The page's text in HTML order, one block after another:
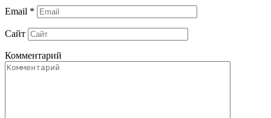
Email *
Сайт
Комментарий